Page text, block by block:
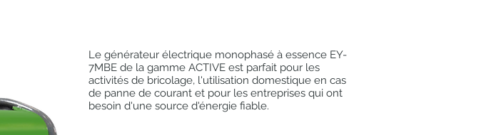
Le générateur électrique monophasé à essence EY-
7MBE de la gamme ACTIVE est parfait pour les
activités de bricolage, l'utilisation domestique en cas
de panne de courant et pour les entreprises qui ont
besoin d'une source d'énergie fiable.